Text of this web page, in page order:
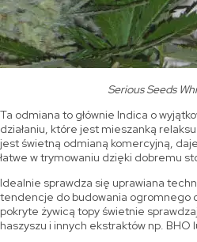
Serious Seeds
Ta odmiana to głównie Indica o
działaniu, które jest mieszanką
jest świetną odmianą komercyjną,
łatwe w trymowaniu dzięki dobremu
Idealnie sprawdza się uprawiana
tendencje do budowania ogromnego
pokryte żywicą topy świetnie
haszyszu i innych ekstraktów np. BHO